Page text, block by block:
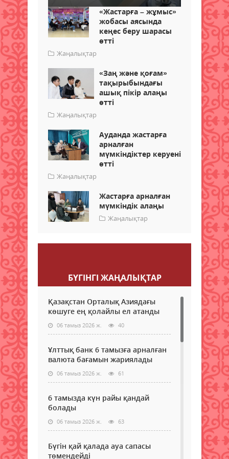
«Жастарға – жұмыс»
жобасы аясында
кеңес беру шарасы
өтті
Жаңалықтар
«Заң және қоғам»
тақырыбындағы
ашық пікір алаңы
өтті
Жаңалықтар
Ауданда жастарға
арналған
мүмкіндіктер керуені
өтті
Жаңалықтар
Жастарға арналған
мүмкіндік алаңы
Жаңалықтар
БҮГІНГI ЖАҢАЛЫҚТАР
Қазақстан Орталық Азиядағы
көшуге ең қолайлы ел атанды
06 тамыз 2026 ж. 40
Ұлттық банк 6 тамызға арналған
валюта бағамын жариялады
06 тамыз 2026 ж. 61
6 тамызда күн райы қандай
болады
06 тамыз 2026 ж. 63
Бүгін қай қалада ауа сапасы
төмендейді